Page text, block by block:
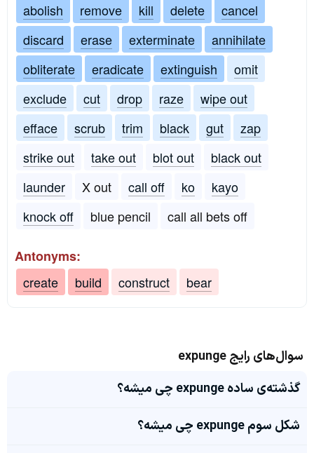
abolish
remove kill delete
cancel
discard
erase exterminate
annihilate
obliterate
eradicate extinguish
omit
exclude
cut drop raze
wipe out
efface
scrub trim black gut
zap
strike out
take out blot out
black out
launder
X out call off ko
kayo
knock off
blue pencil call all bets off
Antonyms:
create
build construct bear
سوال‌های رایج expunge
گذشته‌ی ساده expunge چی میشه؟
شکل سوم expunge چی میشه؟